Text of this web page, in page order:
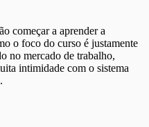
começar a aprender a
o foco do curso é justamente
no mercado de trabalho,
intimidade com o sistema